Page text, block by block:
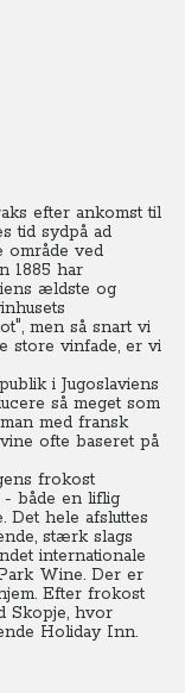
efter ankomst til
tid sydpå ad
område ved
1885 har
ældste og
men så snart vi
store vinfade, er vi
i Jugoslaviens
så meget som
med fransk
ofte baseret på
frokost
- både en liflig
Det hele afsluttes
stærk slags
internationale
Wine. Der er
Efter frokost
Skopje, hvor
Holiday Inn.